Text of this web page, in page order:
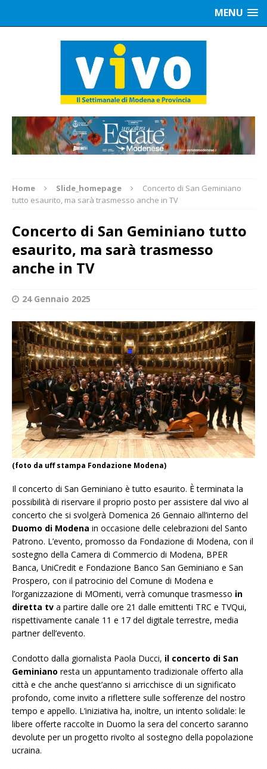
MENU
Home Slide_homepage
Concerto di San Geminiano
tutto esaurito, ma sarà trasmesso anche in TV
Concerto di San Geminiano tutto
esaurito, ma sarà trasmesso
anche in TV
24 Gennaio 2025
(foto da uff stampa Fondazione Modena)
Il concerto di San Geminiano è tutto esaurito. È terminata la
possibilità di riservare il proprio posto per assistere dal vivo al
concerto che si svolgerà Domenica 26 Gennaio all’interno del
Duomo di Modena in occasione delle celebrazioni del Santo
Patrono. L’evento, promosso da Fondazione di Modena, con il
sostegno della Camera di Commercio di Modena, BPER
Banca, UniCredit e Fondazione Banco San Geminiano e San
Prospero, con il patrocinio del Comune di Modena e
l’organizzazione di MOmenti, verrà comunque trasmesso in
diretta tv a partire dalle ore 21 dalle emittenti TRC e TVQui,
rispettivamente canale 11 e 17 del digitale terrestre, media
partner dell’evento.
Condotto dalla giornalista Paola Ducci, il concerto di San
Geminiano resta un appuntamento tradizionale offerto alla
città e che anche quest’anno si arricchisce di un significato
profondo, come invito a riflettere sulle sofferenze del nostro
tempo e appello. L’iniziativa ha, inoltre, un intento solidale: le
libere offerte raccolte in Duomo la sera del concerto saranno
devolute per un progetto rivolto al sostegno della popolazione
ucraina.